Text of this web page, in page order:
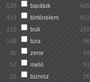
538
barátok 465
414
történelem 403
218
buli 160
148
túra 96
90
zene 68
52
meló 51
32
biznisz 26